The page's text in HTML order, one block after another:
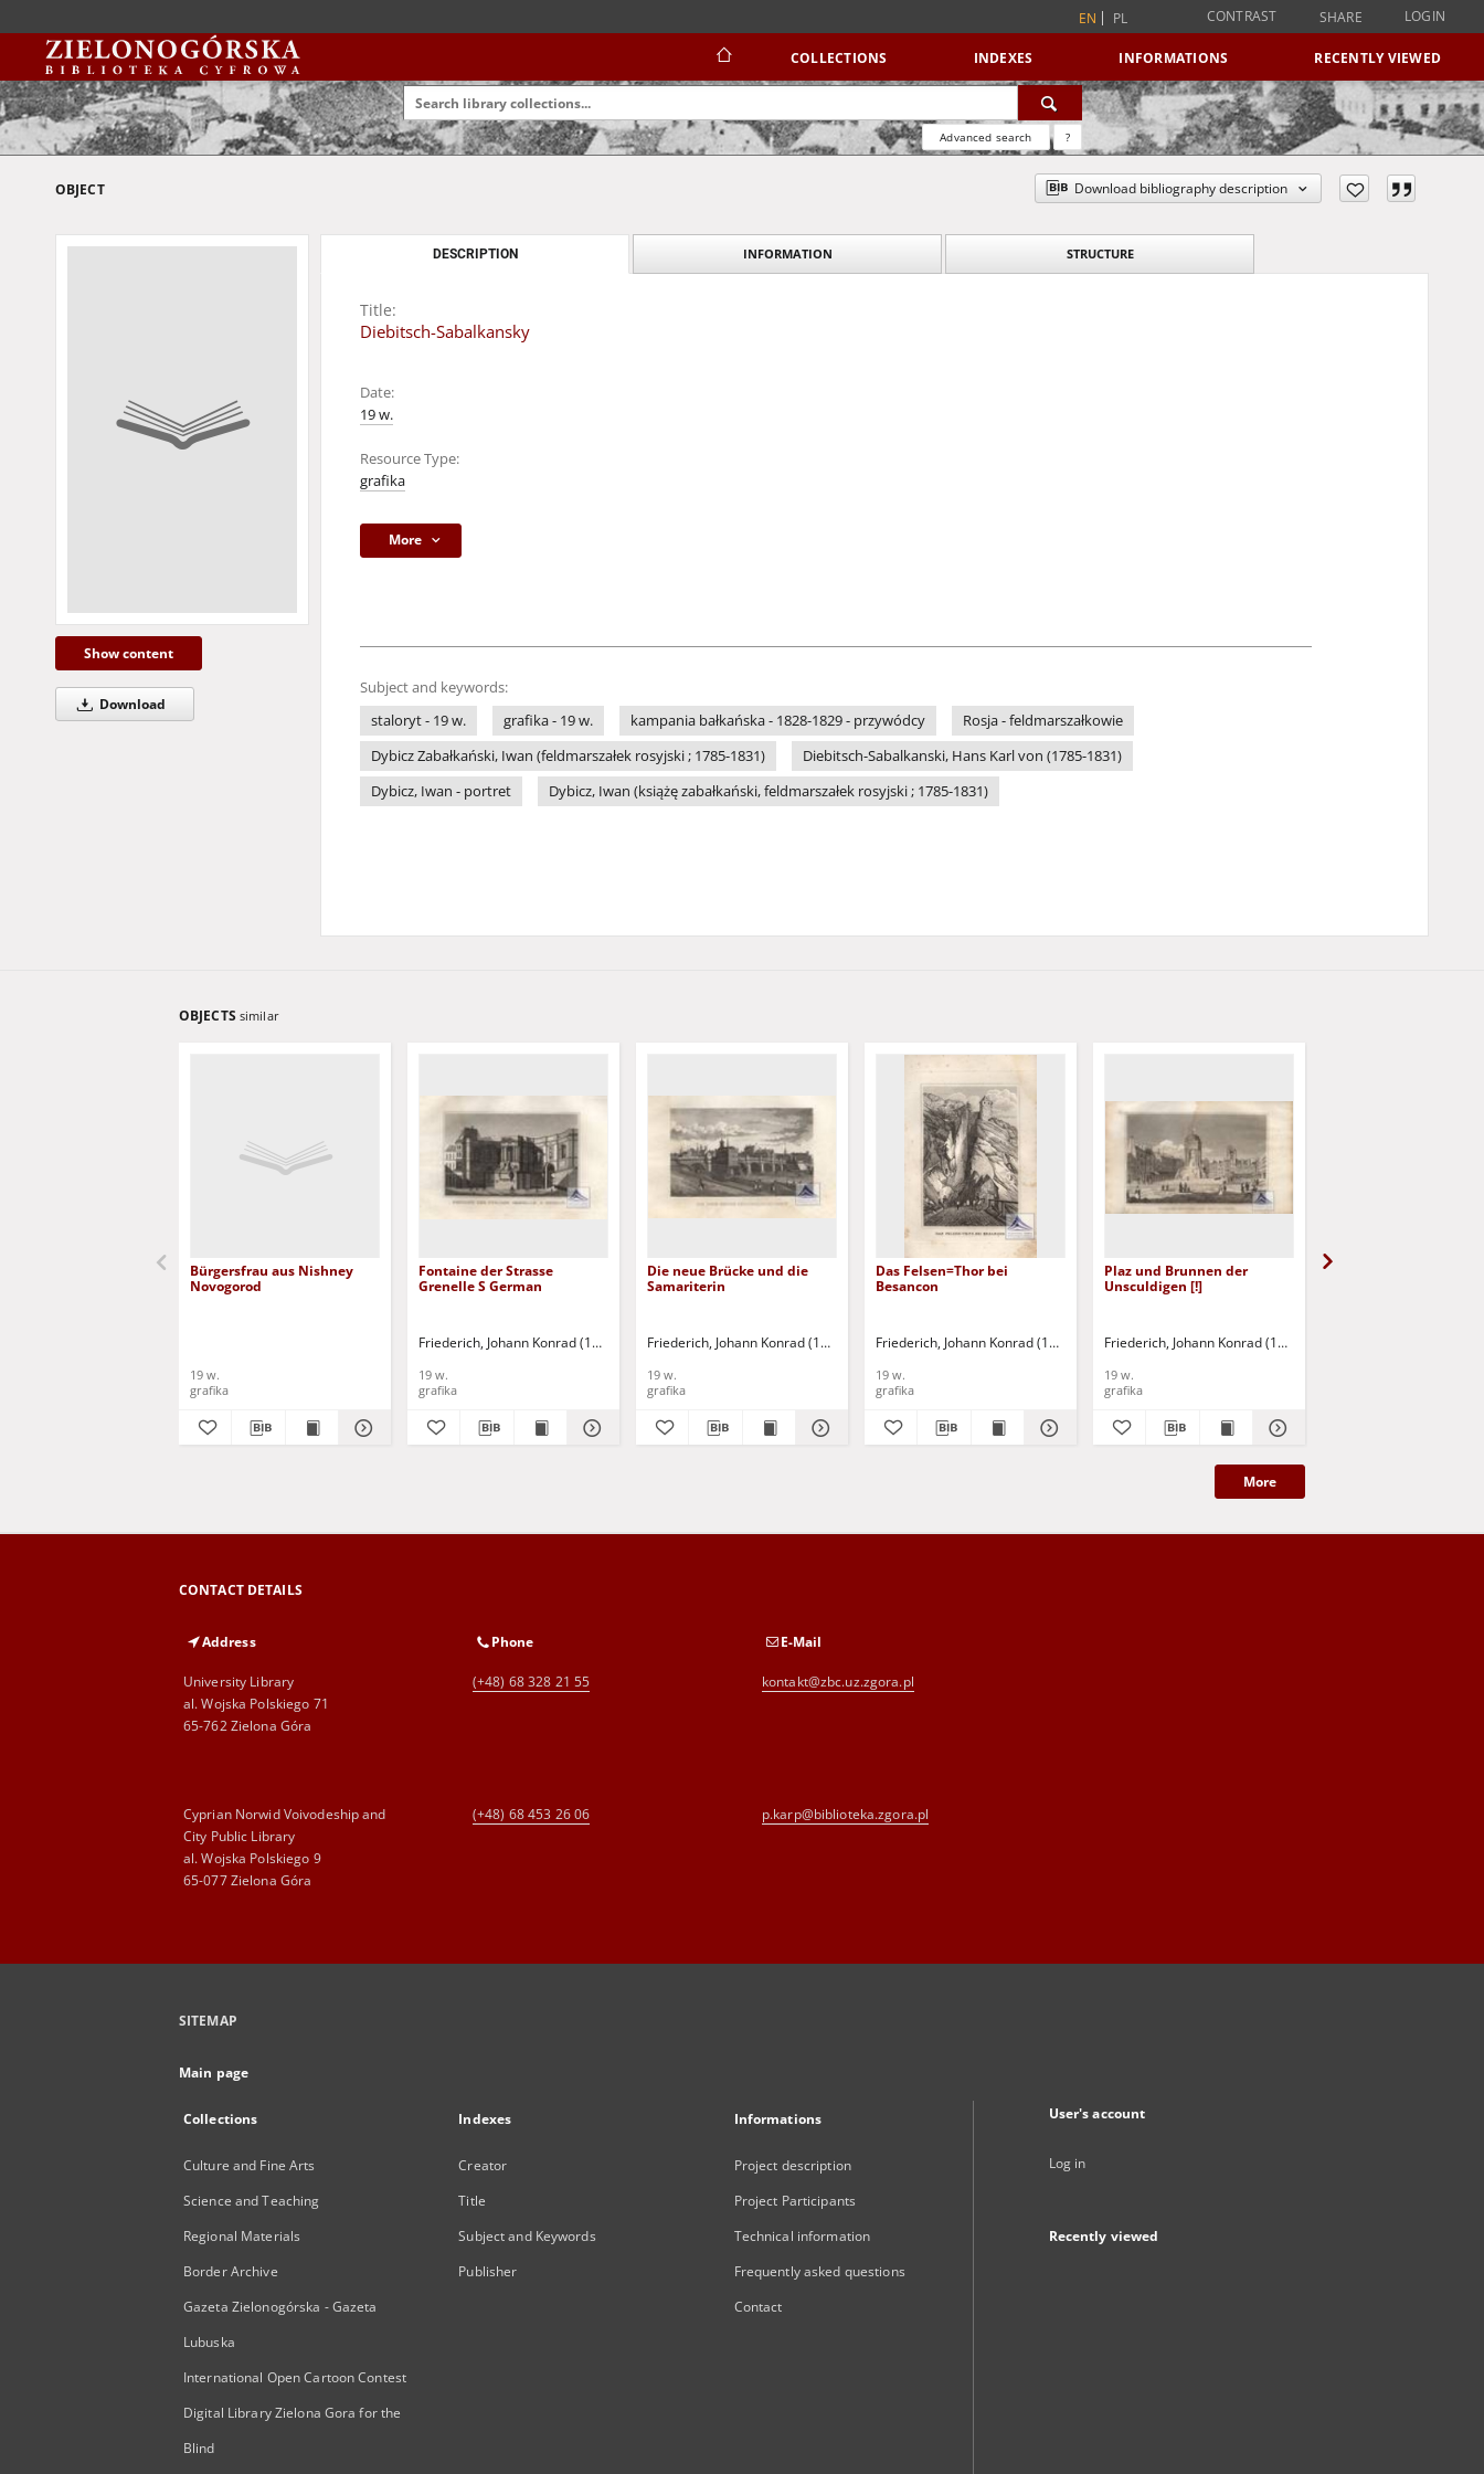
EN PL CONTRAST SHARE LOGIN
COLLECTIONS INDEXES INFORMATIONS RECENTLY VIEWED
Advanced search ?
OBJECT Download bibliography description
Show content
Download
DESCRIPTION INFORMATION STRUCTURE
Title:
Diebitsch-Sabalkansky
Date:
19 w.
Resource Type:
grafika
More
Subject and keywords:
staloryt - 19 w.
grafika - 19 w. kampania bałkańska - 1828-1829 - przywódcy
Rosja - feldmarszałkowie
Dybicz Zabałkański, Iwan (feldmarszałek rosyjski ; 1785-1831)
Diebitsch-Sabalkanski, Hans Karl von (1785-1831)
Dybicz, Iwan - portret
Dybicz, Iwan (książę zabałkański, feldmarszałek rosyjski ; 1785-1831)
OBJECTS similar
Bürgersfrau aus Nishney
Novogorod
19 w.
grafika
Fontaine der Strasse
Grenelle S German
Friederich, Johann Konrad (1789-1858)
19 w.
grafika
Die neue Brücke und die
Samariterin
Friederich, Johann Konrad (1789-1858)
19 w.
grafika
Das Felsen=Thor bei
Besancon
Friederich, Johann Konrad (1789-1858)
19 w.
grafika
Plaz und Brunnen der
Unsculdigen [!]
Friederich, Johann Konrad (1789-1858)
19 w.
grafika
More
CONTACT DETAILS
Address
University Library
al. Wojska Polskiego 71
65-762 Zielona Góra
Phone
(+48) 68 328 21 55
E-Mail
kontakt@zbc.uz.zgora.pl
Cyprian Norwid Voivodeship and
City Public Library
al. Wojska Polskiego 9
65-077 Zielona Góra
(+48) 68 453 26 06 p.karp@biblioteka.zgora.pl
SITEMAP
Main page
Collections
Culture and Fine Arts
Science and Teaching
Regional Materials
Border Archive
Gazeta Zielonogórska - Gazeta
Lubuska
International Open Cartoon Contest
Digital Library Zielona Gora for the
Blind
Indexes
Creator
Title
Subject and Keywords
Publisher
Informations
Project description
Project Participants
Technical information
Frequently asked questions
Contact
User's account
Log in
Recently viewed